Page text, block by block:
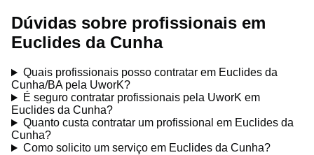
Dúvidas sobre profissionais em
Euclides da Cunha
Quais profissionais posso contratar em Euclides da
Cunha/BA pela UworK?
É seguro contratar profissionais pela UworK em
Euclides da Cunha?
Quanto custa contratar um profissional em Euclides da
Cunha?
Como solicito um serviço em Euclides da Cunha?